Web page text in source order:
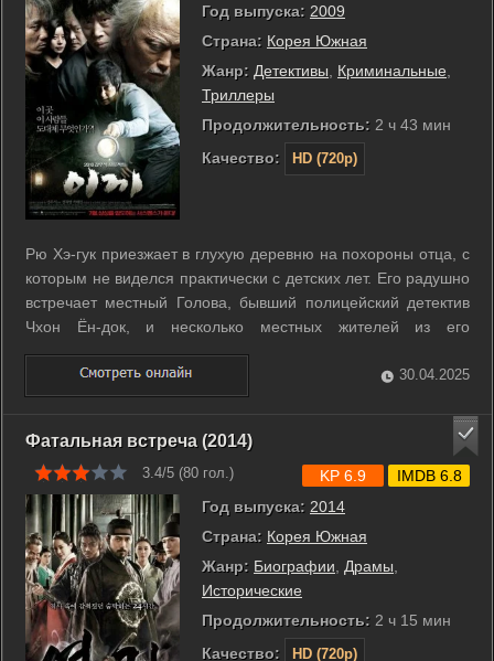
Год выпуска: 2009
Страна: Корея Южная
Жанр: Детективы Криминальные
Триллеры
Продолжительность: 2 ч 43 мин
Качество:
HD (720p)
Рю Хэ-гук приезжает в глухую деревню на похороны отца, с
которым не виделся практически с детских лет. Его радушно
встречает местный Голова, бывший полицейский детектив
Чхон Ён-док, и несколько местных жителей из его
окружения. Хэ-гук всегда был дотошным парнем, за что
попадал в неприятности с полицией, а прокурору Пак Мин-
уку он даже умудрился ...
30.04.2025
Фатальная встреча (2014)
3.4/5 (80 гол.)
Год выпуска: 2014
Страна: Корея Южная
Жанр: Биографии Драмы
Исторические
Продолжительность: 2 ч 15 мин
Качество:
HD (720p)
KP 6.9 IMDB 6.8